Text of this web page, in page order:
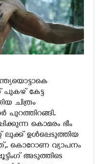
പുകഴ് കേട്ട
ചിത്രം
കൊമരം ഭീം
ലുക്ക് ഉള്‍പ്പെടുത്തിയ
കൊറോണ വ്യാപനം
അടുത്തിടെ